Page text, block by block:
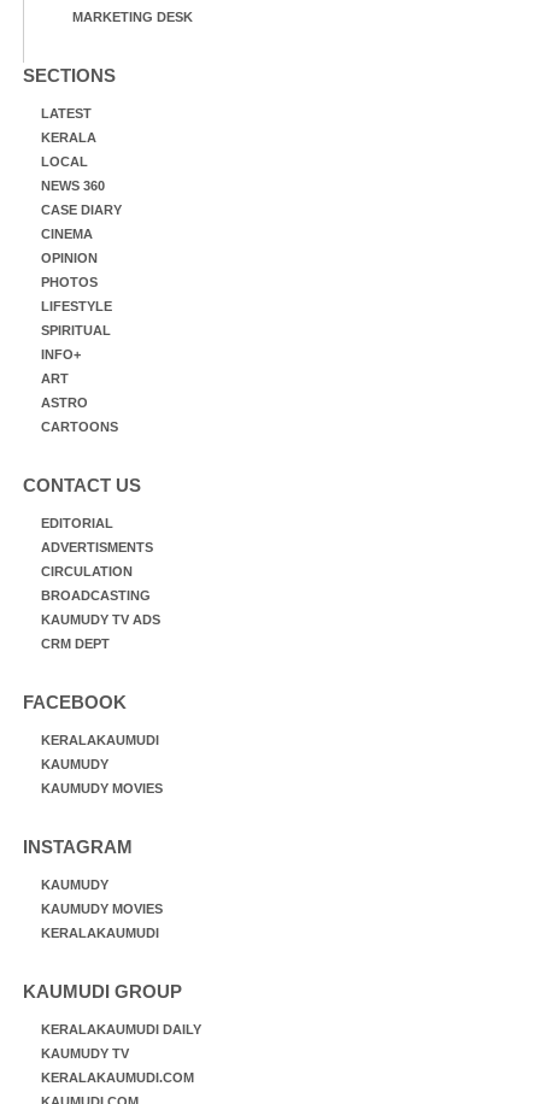
MARKETING DESK
SECTIONS
LATEST
KERALA
LOCAL
NEWS 360
CASE DIARY
CINEMA
OPINION
PHOTOS
LIFESTYLE
SPIRITUAL
INFO+
ART
ASTRO
CARTOONS
CONTACT US
EDITORIAL
ADVERTISMENTS
CIRCULATION
BROADCASTING
KAUMUDY TV ADS
CRM DEPT
FACEBOOK
KERALAKAUMUDI
KAUMUDY
KAUMUDY MOVIES
INSTAGRAM
KAUMUDY
KAUMUDY MOVIES
KERALAKAUMUDI
KAUMUDI GROUP
KERALAKAUMUDI DAILY
KAUMUDY TV
KERALAKAUMUDI.COM